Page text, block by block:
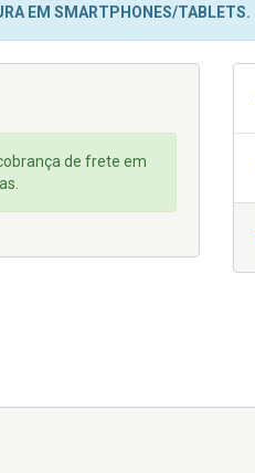
EM SMARTPHONES/TABLETS.
de frete em